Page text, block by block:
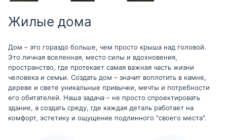
Жилые дома
Дом – это гораздо больше, чем просто крыша над головой.
Это личная вселенная, место силы и вдохновения,
пространство, где протекает самая важная часть жизни
человека и семьи. Создать дом – значит воплотить в камне,
дереве и свете уникальные привычки, мечты и потребности
его обитателей. Наша задача – не просто спроектировать
здание, а создать среду, где каждая деталь работает на
комфорт, эстетику и ощущение подлинного "своего места".